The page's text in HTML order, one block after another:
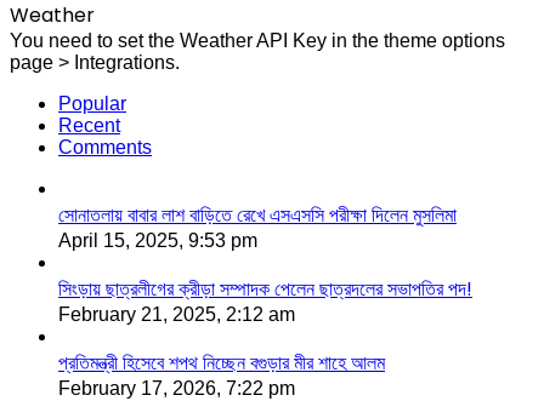
Weather
You need to set the Weather API Key in the theme options
page > Integrations.
Popular
Recent
Comments
সোনাতলায় বাবার লাশ বাড়িতে রেখে এসএসসি পরীক্ষা দিলেন মুসলিমা
April 15, 2025, 9:53 pm
সিংড়ায় ছাত্রলীগের ক্রীড়া সম্পাদক পেলেন ছাত্রদলের সভাপতির পদ!
February 21, 2025, 2:12 am
প্রতিমন্ত্রী হিসেবে শপথ নিচ্ছেন বগুড়ার মীর শাহে আলম
February 17, 2026, 7:22 pm